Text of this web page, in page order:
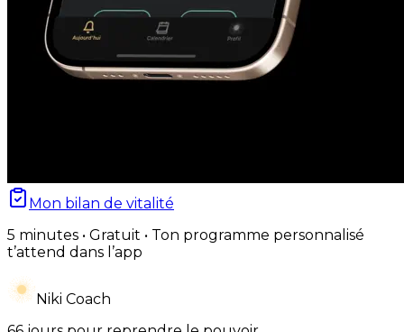
Mon bilan de vitalité
5 minutes • Gratuit • Ton programme personnalisé
t’attend dans l’app
Niki Coach